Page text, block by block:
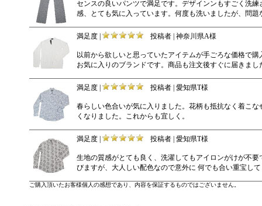
センスの良いパンツで満足です。デザインンもすごく洗
感、とても気に入っています。何度も洗いましたが、問題
満足度 | 投稿者 | 神奈川県A様
以前から欲しいと思っていたアイテムが手ごろな価格で
お気に入りのブランドです。商品も注文後すぐに届きまし
満足度 | 投稿者 | 愛知県T様
春らしい色合いが気に入りました。花柄も抵抗なく着こな
くなりました。これからも宜しく。
満足度 | 投稿者 | 愛知県T様
生地の質感がとても良く、洗濯してもアイロンがけが不
びますが、大人しい配色なので意外に 何でも合い重宝し
ご購入頂いたお客様個人の感想であり、内容を保証するものではございません。